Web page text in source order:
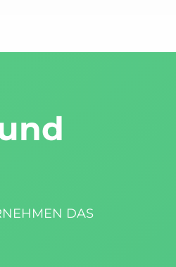
DAS